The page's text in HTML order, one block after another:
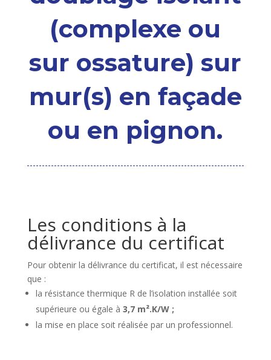
(complexe ou
sur ossature) sur
mur(s) en façade
ou en pignon.
Les conditions à la
délivrance du certificat
Pour obtenir la délivrance du certificat, il est nécessaire
que :
la résistance thermique R de l’isolation installée soit
supérieure ou égale à 3,7 m².K/W ;
la mise en place soit réalisée par un professionnel.